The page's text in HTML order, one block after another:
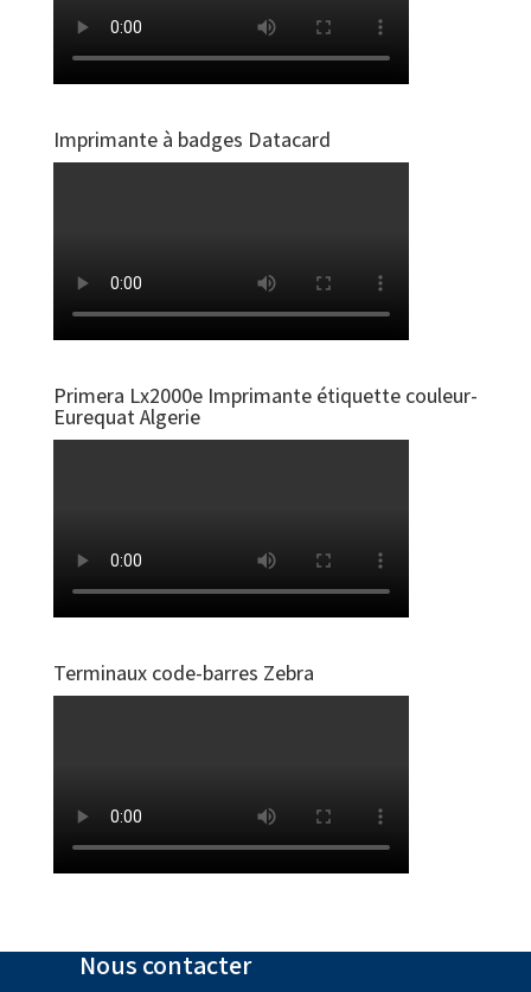
Imprimante à badges Datacard
Primera Lx2000e Imprimante étiquette couleur-
Eurequat Algerie
Terminaux code-barres Zebra
Nous contacter